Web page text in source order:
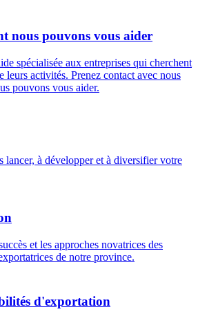
nous pouvons vous aider
spécialisée aux entreprises qui cherchent
leurs activités. Prenez contact avec nous
pouvons vous aider.
lancer, à développer et à diversifier votre
et les approches novatrices des
de notre province.
d'exportation